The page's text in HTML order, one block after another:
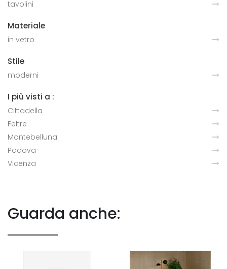
tavolini
Materiale
in vetro
Stile
moderni
I più visti a :
Cittadella
Feltre
Montebelluna
Padova
Vicenza
Guarda anche: